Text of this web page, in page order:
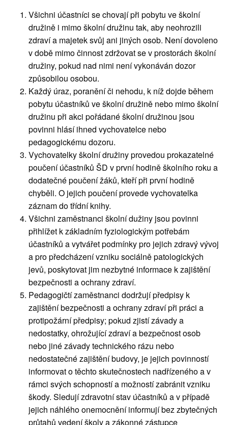
Všichni účastníci se chovají při pobytu ve školní
družině i mimo školní družinu tak, aby neohrozili
zdraví a majetek svůj ani jiných osob. Není dovoleno
v době mimo činnost zdržovat se v prostorách školní
družiny, pokud nad nimi není vykonáván dozor
způsobilou osobou.
Každý úraz, poranění či nehodu, k níž dojde během
pobytu účastníků ve školní družině nebo mimo školní
družinu při akci pořádané školní družinou jsou
povinni hlásí ihned vychovatelce nebo
pedagogickému dozoru.
Vychovatelky školní družiny provedou prokazatelné
poučení účastníků ŠD v první hodině školního roku a
dodatečné poučení žáků, kteří při první hodině
chyběli. O jejich poučení provede vychovatelka
záznam do třídní knihy.
Všichni zaměstnanci školní dužiny jsou povinni
přihlížet k základním fyziologickým potřebám
účastníků a vytvářet podmínky pro jejich zdravý vývoj
a pro předcházení vzniku sociálně patologických
jevů, poskytovat jim nezbytné informace k zajištění
bezpečnosti a ochrany zdraví.
Pedagogičtí zaměstnanci dodržují předpisy k
zajištění bezpečnosti a ochrany zdraví při práci a
protipožární předpisy; pokud zjistí závady a
nedostatky, ohrožující zdraví a bezpečnost osob
nebo jiné závady technického rázu nebo
nedostatečné zajištění budovy, je jejich povinností
informovat o těchto skutečnostech nadřízeného a v
rámci svých schopností a možností zabránit vzniku
škody. Sledují zdravotní stav účastníků a v případě
jejich náhlého onemocnění informují bez zbytečných
průtahů vedení školy a zákonné zástupce